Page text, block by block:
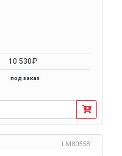
10 530₽
под заказ
LM80558